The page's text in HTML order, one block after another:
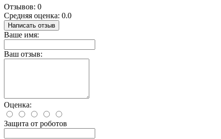
Отзывов: 0
Средняя оценка: 0.0
Написать отзыв
Ваше имя:
Ваш отзыв:
Оценка:
Защита от роботов